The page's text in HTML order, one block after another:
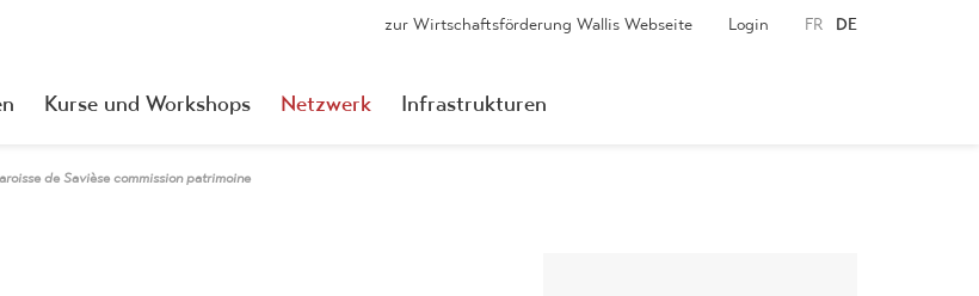
FR DE
Login
zur Wirtschaftsförderung Wallis Webseite
Kurse und Workshops Netzwerk Infrastrukturen
de Savièse commission patrimoine